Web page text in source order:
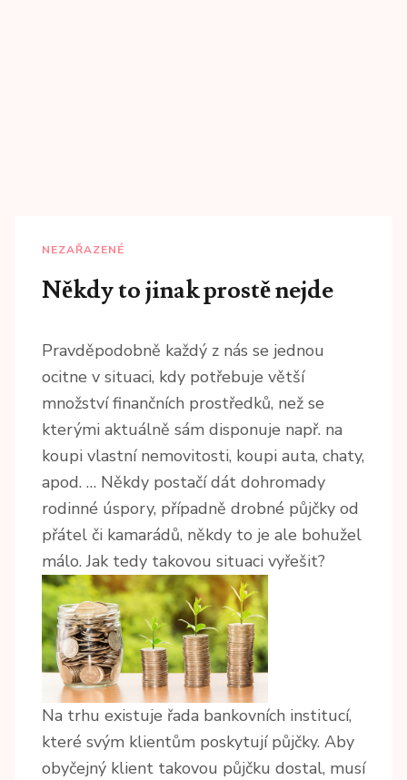
NEZAŘAZENÉ
Někdy to jinak prostě nejde
Pravděpodobně každý z nás se jednou
ocitne v situaci, kdy potřebuje větší
množství finančních prostředků, než se
kterými aktuálně sám disponuje např. na
koupi vlastní nemovitosti, koupi auta, chaty,
apod. … Někdy postačí dát dohromady
rodinné úspory, případně drobné půjčky od
přátel či kamarádů, někdy to je ale bohužel
málo. Jak tedy takovou situaci vyřešit?
Na trhu existuje řada bankovních institucí,
které svým klientům poskytují půjčky. Aby
obyčejný klient takovou půjčku dostal, musí